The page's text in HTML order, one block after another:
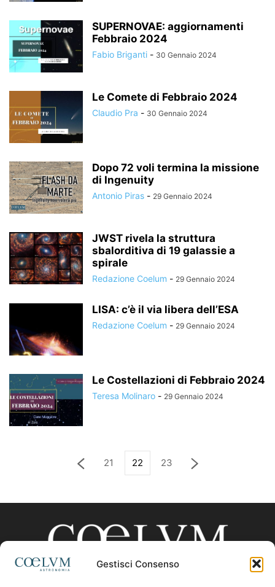
Gestisci Consenso
SUPERNOVAE: aggiornamenti
Febbraio 2024
Fabio Briganti - 30 Gennaio 2024
Le Comete di Febbraio 2024
Claudio Pra - 30 Gennaio 2024
Dopo 72 voli termina la missione
di Ingenuity
Antonio Piras - 29 Gennaio 2024
JWST rivela la struttura
sbalorditiva di 19 galassie a
spirale
Redazione Coelum - 29 Gennaio 2024
LISA: c’è il via libera dell’ESA
Redazione Coelum - 29 Gennaio 2024
Le Costellazioni di Febbraio 2024
Teresa Molinaro - 29 Gennaio 2024
21 22 23